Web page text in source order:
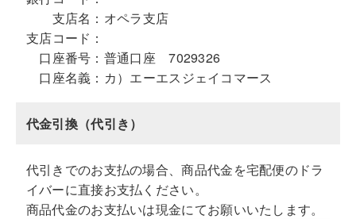
支店名： オペラ支店
支店コード：
口座番号： 普通口座 7029326
口座名義： カ）エーエスジェイコマース
代金引換（代引き）
代引きでのお支払の場合、商品代金を宅配便のドラ
イバーに直接お支払ください。
商品代金のお支払いは現金にてお願いいたします。